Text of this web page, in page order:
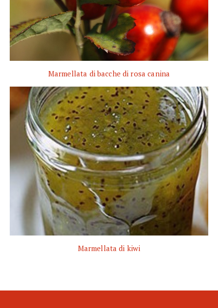
Marmellata di bacche di rosa canina
Marmellata di kiwi